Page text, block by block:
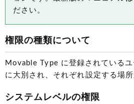
ださい。
権限の種類について
Movable Type に登録されている
に大別され、それぞれ設定する場所
システムレベルの権限